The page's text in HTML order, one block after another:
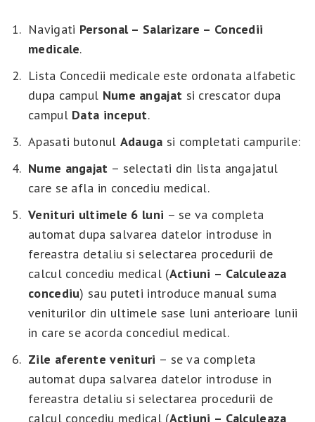
Navigati Personal – Salarizare – Concedii
medicale.
Lista Concedii medicale este ordonata alfabetic
dupa campul Nume angajat si crescator dupa
campul Data inceput.
Apasati butonul Adauga si completati campurile:
Nume angajat – selectati din lista angajatul
care se afla in concediu medical.
Venituri ultimele 6 luni – se va completa
automat dupa salvarea datelor introduse in
fereastra detaliu si selectarea procedurii de
calcul concediu medical (Actiuni – Calculeaza
concediu) sau puteti introduce manual suma
veniturilor din ultimele sase luni anterioare lunii
in care se acorda concediul medical.
Zile aferente venituri – se va completa
automat dupa salvarea datelor introduse in
fereastra detaliu si selectarea procedurii de
calcul concediu medical (Actiuni – Calculeaza